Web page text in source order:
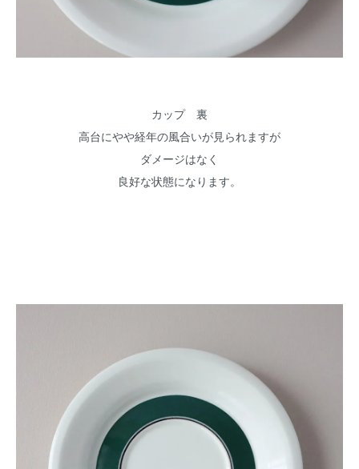
カップ 裏
高台にやや経年の風合いが見られますが
ダメージはなく
良好な状態になります。